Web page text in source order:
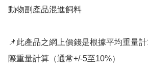
動物副產品混進飼料
📌此產品之網上價錢是根據平均重量
際重量計算（通常+/-5至10%）